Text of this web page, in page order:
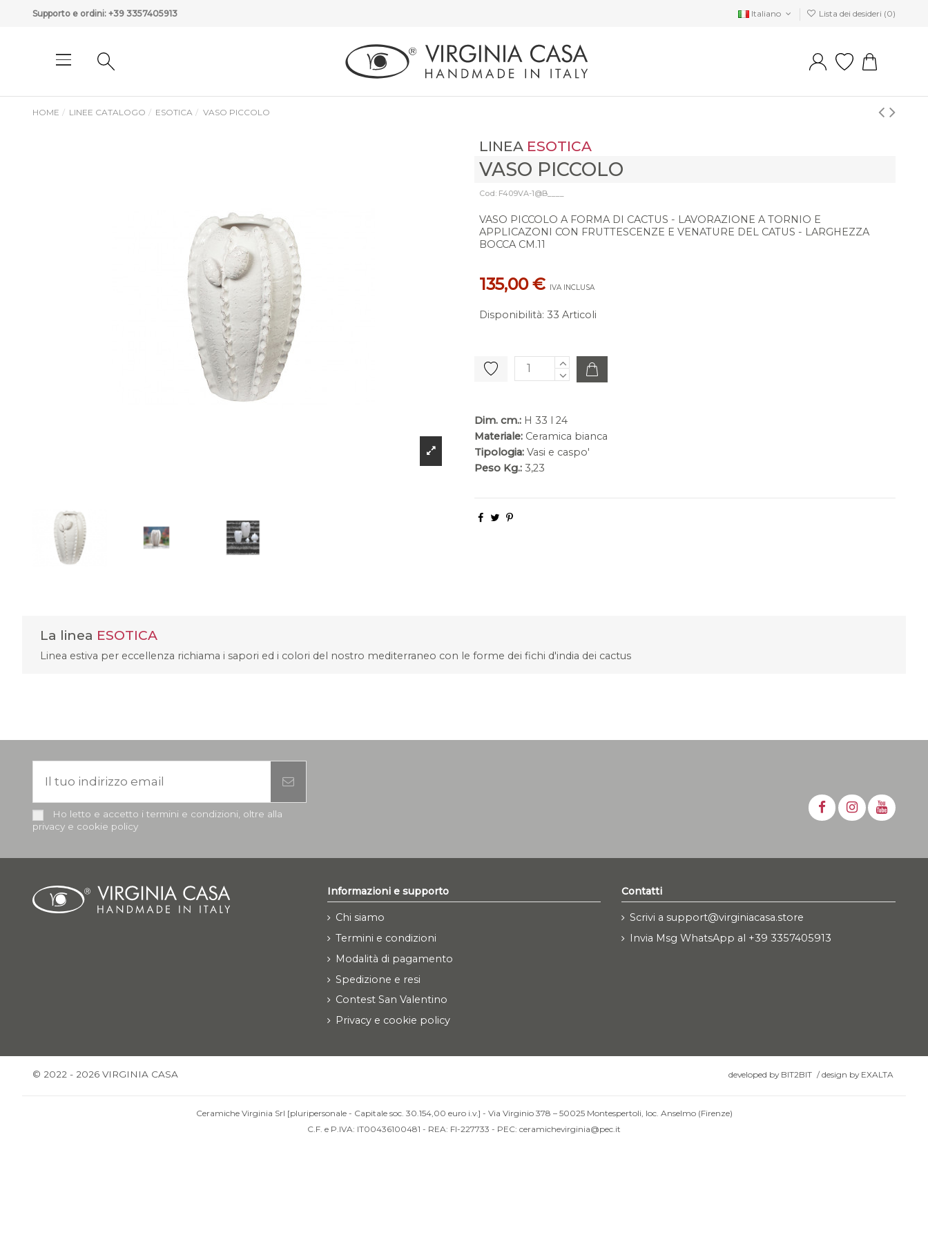
Supporto e ordini: +39 3357405913 Italiano Lista dei desideri (0)
HOME LINEE CATALOGO ESOTICA VASO PICCOLO
LINEA ESOTICA
VASO PICCOLO
Cod: F409VA-1@B____
VASO PICCOLO A FORMA DI CACTUS - LAVORAZIONE A TORNIO E
APPLICAZONI CON FRUTTESCENZE E VENATURE DEL CATUS - LARGHEZZA
BOCCA CM.11
135,00 € IVA INCLUSA
Disponibilità: 33 Articoli
Dim. cm.: H 33 l 24
Materiale: Ceramica bianca
Tipologia: Vasi e caspo'
Peso Kg.: 3,23
La linea ESOTICA
Linea estiva per eccellenza richiama i sapori ed i colori del nostro mediterraneo con le forme dei fichi d'india dei cactus
Ho letto e accetto i termini e condizioni, oltre alla
privacy e cookie policy
Informazioni e supporto
Chi siamo
Termini e condizioni
Modalità di pagamento
Spedizione e resi
Contest San Valentino
Privacy e cookie policy
Contatti
Scrivi a support@virginiacasa.store
Invia Msg WhatsApp al +39 3357405913
© 2022 - 2026 VIRGINIA CASA developed by BIT2BIT /design by EXALTA
Ceramiche Virginia Srl [pluripersonale - Capitale soc. 30.154,00 euro i.v.] - Via Virginio 378 – 50025 Montespertoli, loc. Anselmo (Firenze)
C.F. e P.IVA: IT00436100481 - REA: FI-227733 - PEC: ceramichevirginia@pec.it